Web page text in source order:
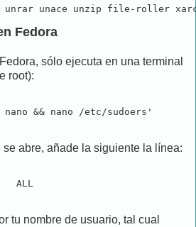
unace unzip file-roller
Fedora
sólo ejecuta en una terminal
root):
&& nano /etc/sudoers'
abre, añade la siguiente la línea:
ALL
tu nombre de usuario, tal cual